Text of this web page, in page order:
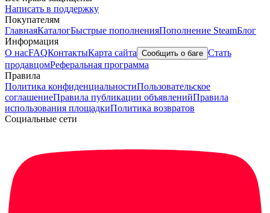
Написать в поддержку
Покупателям
ГлавнаяКаталогБыстрые пополненияПополнение SteamБлог
Информация
О насFAQКонтактыКарта сайта Сообщить о баге Стать
продавцомРеферальная программа
Правила
Политика конфиденциальностиПользовательское
соглашениеПравила публикации объявленийПравила
использования площадкиПолитика возвратов
Социальные сети